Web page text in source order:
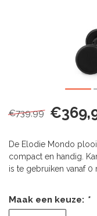
€739,99
De Elodie Mondo
compact en handig.
is te gebruiken vanaf 0
Maak een keuze: *